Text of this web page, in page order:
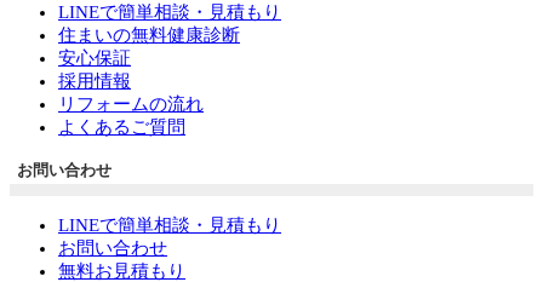
LINEで簡単相談・見積もり
住まいの無料健康診断
安心保証
採用情報
リフォームの流れ
よくあるご質問
お問い合わせ
LINEで簡単相談・見積もり
お問い合わせ
無料お見積もり